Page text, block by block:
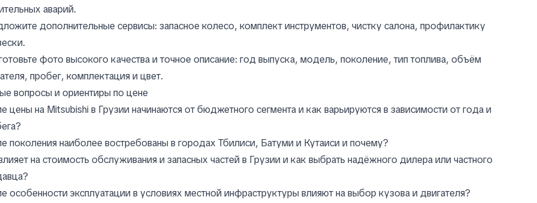
аварий.
дополнительные сервисы: запасное колесо, комплект инструментов, чистку салона, профилактику
фото высокого качества и точное описание: год выпуска, модель, поколение, тип топлива, объём
пробег, комплектация и цвет.
вопросы и ориентиры по цене
цены на Mitsubishi в Грузии начинаются от бюджетного сегмента и как варьируются в зависимости от года и
поколения наиболее востребованы в городах Тбилиси, Батуми и Кутаиси и почему?
на стоимость обслуживания и запасных частей в Грузии и как выбрать надёжного дилера или частного
особенности эксплуатации в условиях местной инфраструктуры влияют на выбор кузова и двигателя?